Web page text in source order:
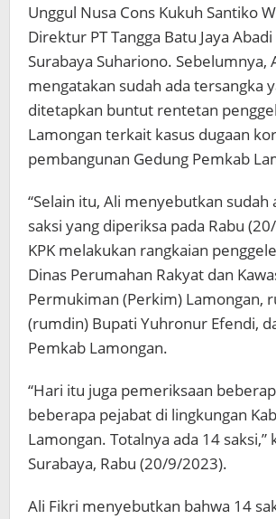
Unggul Nusa Cons Kukuh Santiko
Direktur PT Tangga Batu Jaya
Surabaya Suhariono. Sebelumnya,
mengatakan sudah ada tersangka
ditetapkan buntut rentetan
Lamongan terkait kasus dugaan
pembangunan Gedung Pemkab
“Selain itu, Ali menyebutkan sudah
saksi yang diperiksa pada Rabu
KPK melakukan rangkaian
Dinas Perumahan Rakyat dan
Permukiman (Perkim) Lamongan,
(rumdin) Bupati Yuhronur Efendi,
Pemkab Lamongan.
“Hari itu juga pemeriksaan
beberapa pejabat di lingkungan
Lamongan. Totalnya ada 14 saksi,”
Surabaya, Rabu (20/9/2023).
Ali Fikri menyebutkan bahwa 14